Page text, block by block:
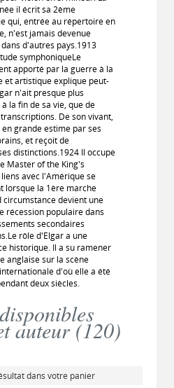
il écrit sa 2ème
qui, entrée au répertoire en
n'est jamais devenue
d'autres pays.1913
symphoniqueLe
apporté par la guerre à la
et artistique explique peut-
n'ait presque plus
la fin de sa vie, que de
De son vivant,
grande estime par ses
et reçoit de
distinctions.1924 Il occupe
Master of the King's
liens avec l'Amérique se
lorsque la 1ère marche
circumstance devient une
récession populaire dans
secondaires
rôle d'Elgar a une
historique. Il a su ramener
anglaise sur la scène
d'où elle a été
deux siècles.
auteur (120)
dans votre panier